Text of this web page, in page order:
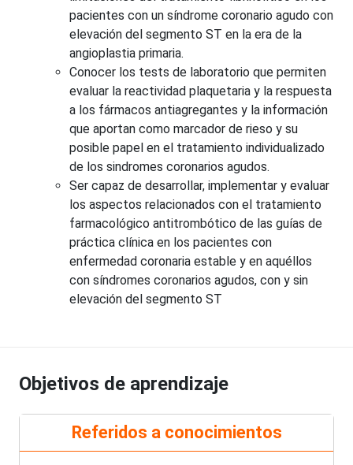
pacientes con un síndrome coronario agudo con
elevación del segmento ST en la era de la
angioplastia primaria.
Conocer los tests de laboratorio que permiten
evaluar la reactividad plaquetaria y la respuesta
a los fármacos antiagregantes y la información
que aportan como marcador de rieso y su
posible papel en el tratamiento individualizado
de los sindromes coronarios agudos.
Ser capaz de desarrollar, implementar y evaluar
los aspectos relacionados con el tratamiento
farmacológico antitrombótico de las guías de
práctica clínica en los pacientes con
enfermedad coronaria estable y en aquéllos
con síndromes coronarios agudos, con y sin
elevación del segmento ST
Objetivos de aprendizaje
Referidos a conocimientos